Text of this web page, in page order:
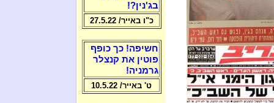
בג'נין?!
כ"ו באייר/ 27.5.22
חשיפה! כך כופף
פוטין את קנצלר
גרמניה!
ט' באייר/ 10.5.22